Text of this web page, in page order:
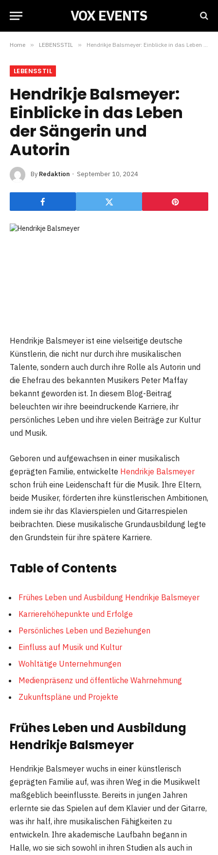
VOX EVENTS
Home » LEBENSSTIL » Hendrikje Balsmeyer: Einblicke in das Leben der Sängerin und Autorin
LEBENSSTIL
Hendrikje Balsmeyer:
Einblicke in das Leben
der Sängerin und
Autorin
By Redaktion September 10, 2024
Hendrikje Balsmeyer ist eine vielseitige deutsche
Künstlerin, die nicht nur durch ihre musikalischen
Talente, sondern auch durch ihre Rolle als Autorin und
die Ehefrau des bekannten Musikers Peter Maffay
bekannt geworden ist. In diesem Blog-Beitrag
beleuchten wir ihre beeindruckende Karriere, ihr
persönliches Leben und ihre vielen Beiträge zur Kultur
und Musik.
Geboren und aufgewachsen in einer musikalisch
geprägten Familie, entwickelte Hendrikje Balsmeyer
schon früh eine Leidenschaft für die Musik. Ihre Eltern,
beide Musiker, förderten ihre künstlerischen Ambitionen,
indem sie ihr das Klavierspielen und Gitarrespielen
beibrachten. Diese musikalische Grundausbildung legte
den Grundstein für ihre spätere Karriere.
Table of Contents
Frühes Leben und Ausbildung Hendrikje Balsmeyer
Karrierehöhepunkte und Erfolge
Persönliches Leben und Beziehungen
Einfluss auf Musik und Kultur
Wohltätige Unternehmungen
Medienpräsenz und öffentliche Wahrnehmung
Zukunftspläne und Projekte
Frühes Leben und Ausbildung
Hendrikje Balsmeyer
Hendrikje Balsmeyer wuchs in einer künstlerisch
geprägten Familie auf, was ihren Weg in die Musikwelt
maßgeblich beeinflusste. Bereits in jungen Jahren
erlernte sie das Spielen auf dem Klavier und der Gitarre,
was ihr half, ihre musikalischen Fähigkeiten zu
entwickeln. Ihre akademische Laufbahn begann in
Halle, wo sie sich sowohl in ihren Studien als auch in